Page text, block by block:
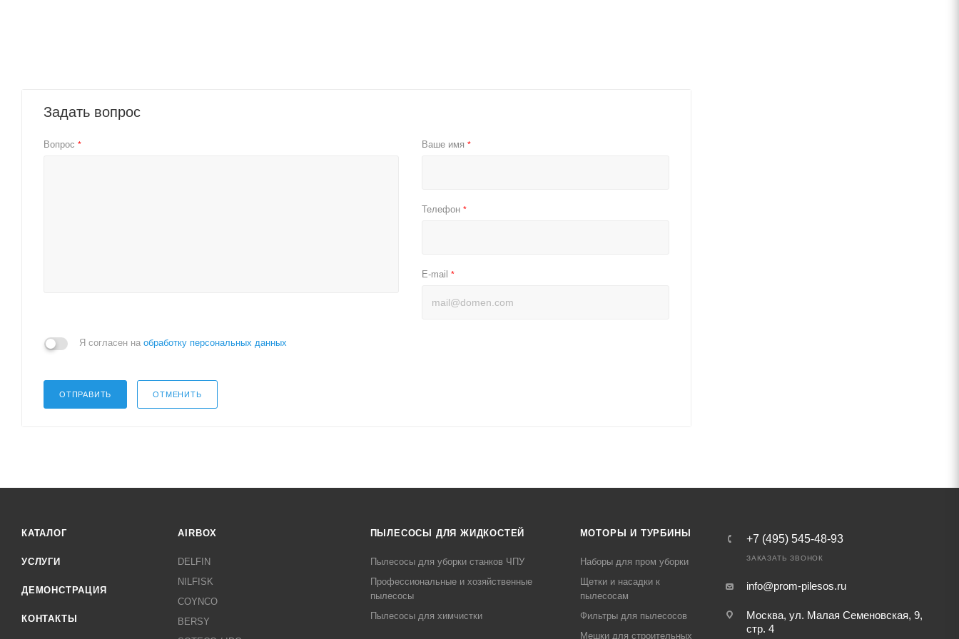
Задать вопрос
Вопрос * Ваше имя*
Телефон*
E-mail*
Я согласен на обработку персональных данных
ОТПРАВИТЬ ОТМЕНИТЬ
КАТАЛОГ
УСЛУГИ
ДЕМОНСТРАЦИЯ
КОНТАКТЫ
AIRBOX
DELFIN
NILFISK
COYNCO
BERSY
ПЫЛЕСОСЫ ДЛЯ ЖИДКОСТЕЙ
Пылесосы для уборки станков ЧПУ
Профессиональные и хозяйственные
пылесосы
Пылесосы для химчистки
МОТОРЫ И ТУРБИНЫ
Наборы для пром уборки
Щетки и насадки к
пылесосам
Фильтры для пылесосов
Мешки для строительных
+7 (495) 545-48-93
ЗАКАЗАТЬ ЗВОНОК
info@prom-pilesos.ru
Москва, ул. Малая Семеновская, 9,
стр. 4